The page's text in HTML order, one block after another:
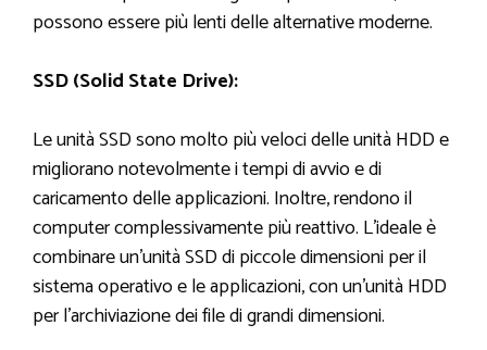
possono essere più lenti delle alternative moderne.
SSD (Solid State Drive):
Le unità SSD sono molto più veloci delle unità HDD e
migliorano notevolmente i tempi di avvio e di
caricamento delle applicazioni. Inoltre, rendono il
computer complessivamente più reattivo. L’ideale è
combinare un’unità SSD di piccole dimensioni per il
sistema operativo e le applicazioni, con un’unità HDD
per l’archiviazione dei file di grandi dimensioni.